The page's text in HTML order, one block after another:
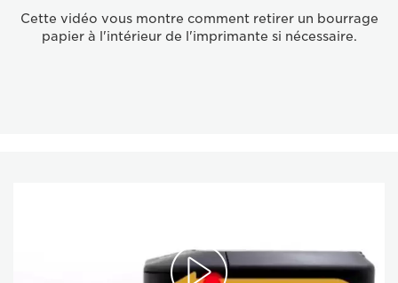
Cette vidéo vous montre comment retirer un bourrage
papier à l'intérieur de l'imprimante si nécessaire.